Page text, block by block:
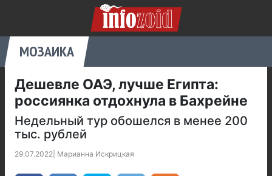
МОЗАИКА
Дешевле ОАЭ, лучше Египта:
россиянка отдохнула в Бахрейне
Недельный тур обошелся в менее 200
тыс. рублей
29.07.2022 Марианна Искрицкая